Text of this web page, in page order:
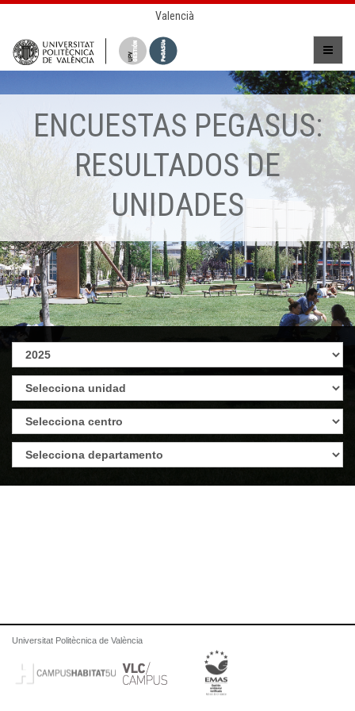
Valencià
ENCUESTAS PEGASUS:
RESULTADOS DE
UNIDADES
Universitat Politècnica de València